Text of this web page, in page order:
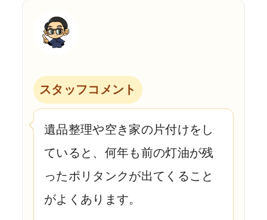
スタッフコメント
遺品整理や空き家の片付けをし
ていると、何年も前の灯油が残
ったポリタンクが出てくること
がよくあります。